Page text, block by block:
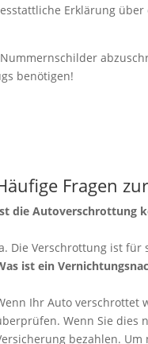
Erklärung über
benötigen!
Fragen
die Autoverschrottung
Die Verschrottung ist für
ist ein
Ihr Auto verschrottet
Wenn Sie dies
bezahlen. Um